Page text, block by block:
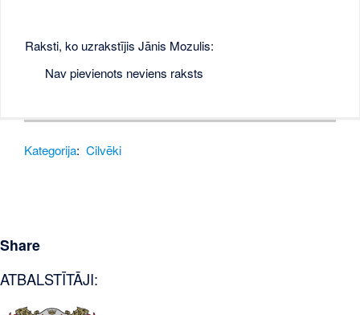
Raksti, ko uzrakstījis Jānis Mozulis:
Nav pievienots neviens raksts
Kategorija: Cilvēki
Share
ATBALSTĪTĀJI: